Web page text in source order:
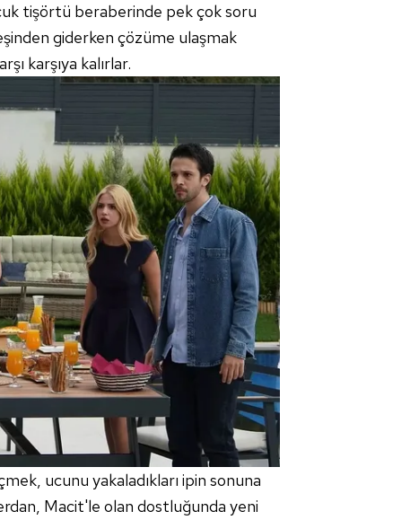
tişörtü beraberinde pek çok soru
giderken çözüme ulaşmak
karşıya kalırlar.
ucunu yakaladıkları ipin sonuna
Macit'le olan dostluğunda yeni